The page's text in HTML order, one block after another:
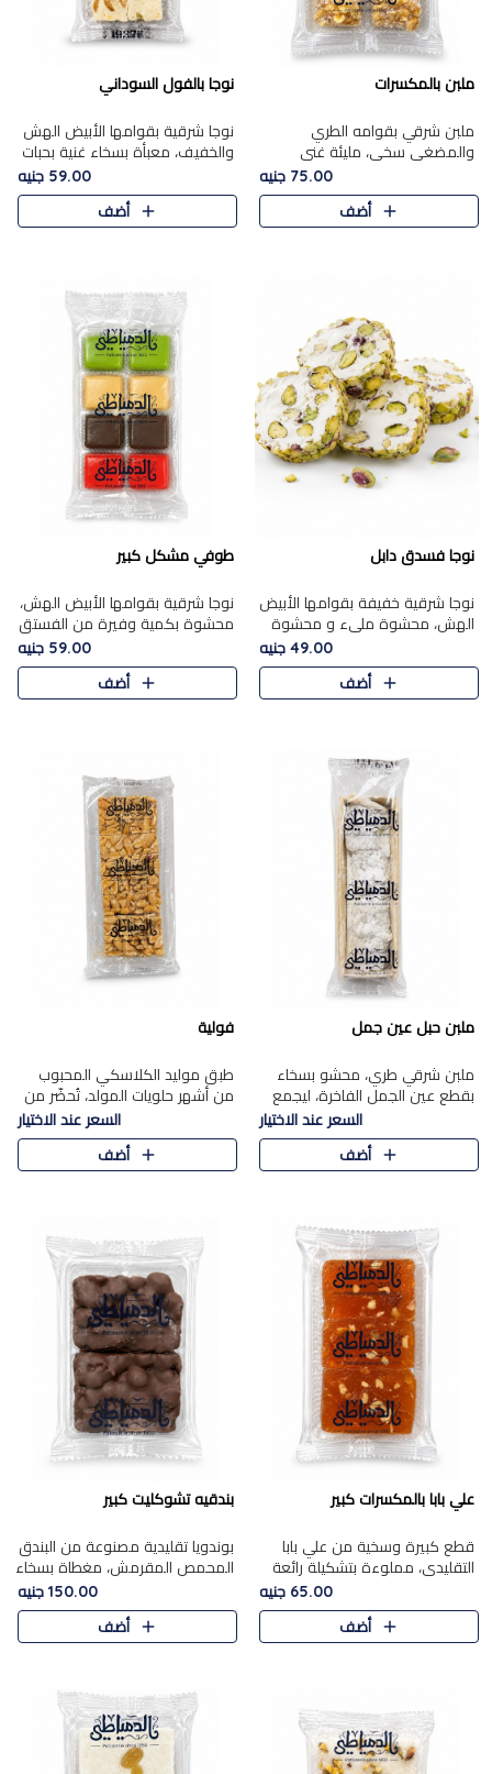
ملبن بالمكسرات
ملبن شرقي بقوامه الطري
والمضغي سخي، مليئة غني
بتشكيلة فاخرة من المكسرات
مشكلة المختارة التي تقدم تضيف
قرمشة مميزة مرضية ونكهة
75.00 جنيه
أضف
نوجا بالفول السوداني
نوجا شرقية بقوامها الأبيض الهش
والخفيف، معبأة بسخاء غنية بحبات
الفول السوداني المحمص التي
يقدم تضيف قرمشة مميزة مرضية
وتوازنًا رائعًا مع حلا..
59.00 جنيه
أضف
نوجا فسدق دابل
نوجا شرقية خفيفة بقوامها الأبيض
الهش، محشوة مليء و محشوة
بـكمية وفيرة من الفستق الفاخر
لتمنحك نكهة مكسرات غنية
وقرمشة مميزة في كل قطعة و
49.00 جنيه
أضف
طوفي مشكل كبير
نوجا شرقية بقوامها الأبيض الهش،
محشوة بكمية وفيرة من الفستق
الفاخر لتمنحك نكهة غنية وقرمشة
مميزة في كل قطعة، لتجربة تجمع
بين الفخامة والمذاق..
59.00 جنيه
أضف
ملبن حبل عين جمل
ملبن شرقي طري، محشو بسخاء
بقطع عين الجمل الفاخرة، ليجمع
بين القوام الناعم وقرمشة الجوز
في مذاق شرقي أصيل.
السعر عند الاختيار
أضف
فولية
طبق موليد الكلاسكي المحبوب
من أشهر حلويات المولد، تُحضّر من
فول سوداني محمص بعناية
ومغلف بطبقة رقيقة من السكر
المكرمل، لتمنحك قرمشة أصيلة
السعر عند الاختيار
أضف
علي بابا بالمكسرات كبير
قطع كبيرة وسخية من علي بابا
التقليدي، مملوءة بتشكيلة رائعة
من المكسرات المحمصة المحمرة.
65.00 جنيه
أضف
بندقيه تشوكليت كبير
بوندويا تقليدية مصنوعة من البندق
المحمص المقرمش، مغطاة بسخاء
بشوكولاتة فاخرة غنية لتحقيق
التوازن المثالي بين قوام القرمشة
ونكهة الشوكولاتة ا..
150.00 جنيه
أضف